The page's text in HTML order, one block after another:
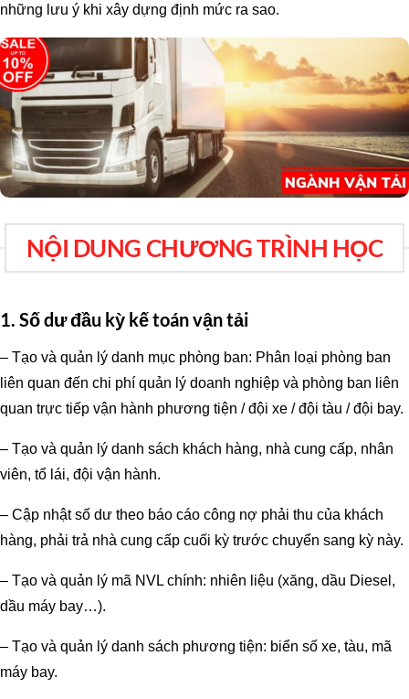
những lưu ý khi xây dựng định mức ra sao.
NỘI DUNG CHƯƠNG TRÌNH HỌC
1. Số dư đầu kỳ kế toán vận tải
– Tạo và quản lý danh mục phòng ban: Phân loại phòng ban
liên quan đến chi phí quản lý doanh nghiệp và phòng ban liên
quan trực tiếp vận hành phương tiện / đội xe / đội tàu / đội bay.
– Tạo và quản lý danh sách khách hàng, nhà cung cấp, nhân
viên, tổ lái, đội vận hành.
– Cập nhật số dư theo báo cáo công nợ phải thu của khách
hàng, phải trả nhà cung cấp cuối kỳ trước chuyển sang kỳ này.
– Tạo và quản lý mã NVL chính: nhiên liệu (xăng, dầu Diesel,
dầu máy bay…).
– Tạo và quản lý danh sách phương tiện: biển số xe, tàu, mã
máy bay.